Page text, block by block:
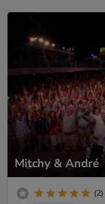
Mitchy & André
(2)